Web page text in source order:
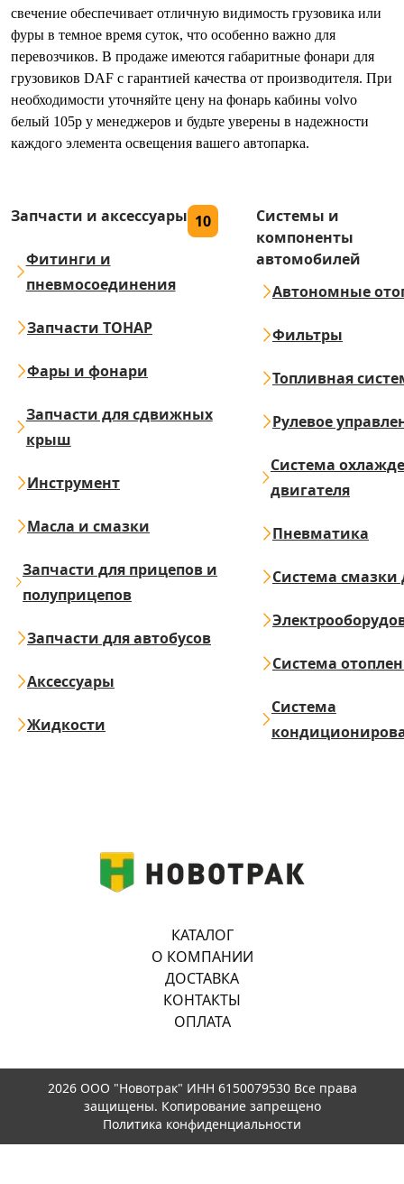
свечение обеспечивает отличную видимость грузовика или
фуры в темное время суток, что особенно важно для
перевозчиков. В продаже имеются габаритные фонари для
грузовиков DAF с гарантией качества от производителя. При
необходимости уточняйте цену на фонарь кабины volvo
белый 105p у менеджеров и будьте уверены в надежности
каждого элемента освещения вашего автопарка.
Запчасти и аксессуары 10
Фитинги и
пневмосоединения
Запчасти ТОНАР
Фары и фонари
Запчасти для сдвижных
крыш
Инструмент
Масла и смазки
Запчасти для прицепов и
полуприцепов
Запчасти для автобусов
Аксессуары
Жидкости
Системы и
компоненты
автомобилей
Автономные
Фильтры
Топливная
Рулевое
Система
двигателя
Пневматика
Система смазки
Система
Система
КАТАЛОГ
О КОМПАНИИ
ДОСТАВКА
КОНТАКТЫ
ОПЛАТА
2026 ООО "Новотрак" ИНН 6150079530 Все права
защищены. Копирование запрещено
Политика конфиденциальности